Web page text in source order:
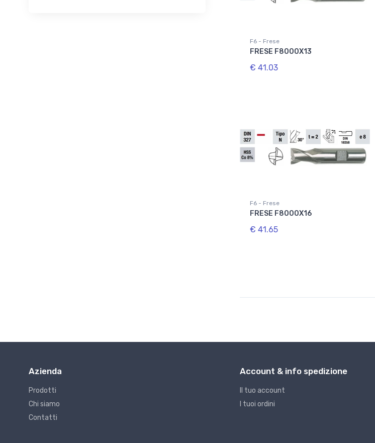
F6 - Frese
FRESE F8000X13
€ 41.03
F6 - Frese
FRESE F8000X16
€ 41.65
Azienda
Prodotti
Chi siamo
Contatti
Account & info spedizione
Il tuo account
I tuoi ordini